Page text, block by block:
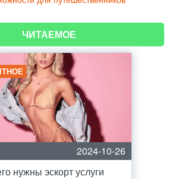
ЧИТАЕМОЕ
2024-10-26
нужны эскорт услуги